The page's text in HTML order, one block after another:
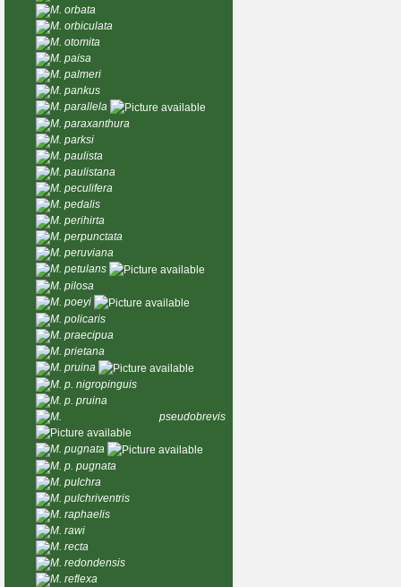
M. orbata
M. orbiculata
M. otomita
M. paisa
M. palmeri
M. pankus
M. parallela
M. paraxanthura
M. parksi
M. paulista
M. paulistana
M. peculifera
M. pedalis
M. perihirta
M. perpunctata
M. peruviana
M. petulans
M. pilosa
M. poeyi
M. policaris
M. praecipua
M. prietana
M. pruina
M. p. nigropinguis
M. p. pruina
M. pseudobrevis
M. pugnata
M. p. pugnata
M. pulchra
M. pulchriventris
M. raphaelis
M. rawi
M. recta
M. redondensis
M. reflexa